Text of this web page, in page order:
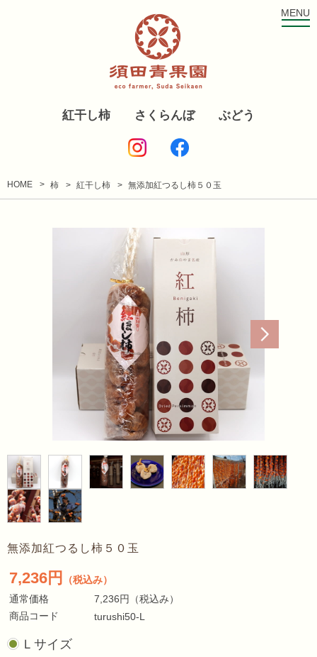
MENU
紅干し柿 さくらんぼ ぶどう
HOME 柿 紅干し柿 無添加紅つるし柿５０玉
無添加紅つるし柿５０玉
7,236円
（税込み）
通常価格
7,236円
（税込み）
商品コード
turushi50-L
Ｌサイズ